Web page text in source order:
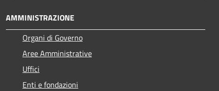
AMMINISTRAZIONE
Organi di Governo
Aree Amministrative
Uffici
Enti e fondazioni